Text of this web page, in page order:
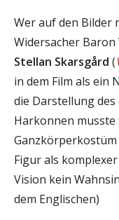
Wer auf den Bilder
Widersacher
Stellan Skarsgård (
in dem Film als ein
die Darstellung
Harkonnen
Figur als
Vision kein
dem Englischen)